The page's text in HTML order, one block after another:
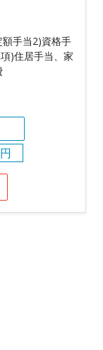
手当2)資格手
)住居手当、家